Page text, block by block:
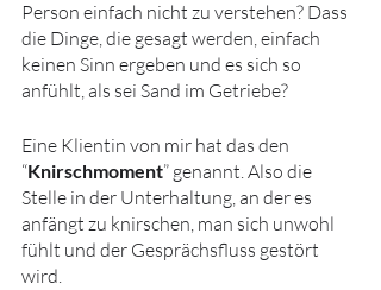
Person einfach nicht zu verstehen? Dass
die Dinge, die gesagt werden, einfach
keinen Sinn ergeben und es sich so
anfühlt, als sei Sand im Getriebe?
Eine Klientin von mir hat das den
“Knirschmoment” genannt. Also die
Stelle in der Unterhaltung, an der es
anfängt zu knirschen, man sich unwohl
fühlt und der Gesprächsfluss gestört
wird.